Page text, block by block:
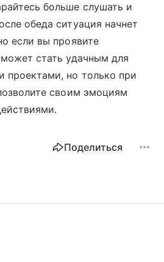
больше слушать и
обеда ситуация начнет
если вы проявите
стать удачным для
проектами, но только при
своим эмоциям
Поделиться